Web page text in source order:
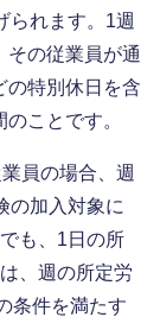
られます。1週
その従業員が通
の特別休日を含
ことです。
員の場合、週
の加入対象に
も、1日の所
、週の所定労
条件を満たす